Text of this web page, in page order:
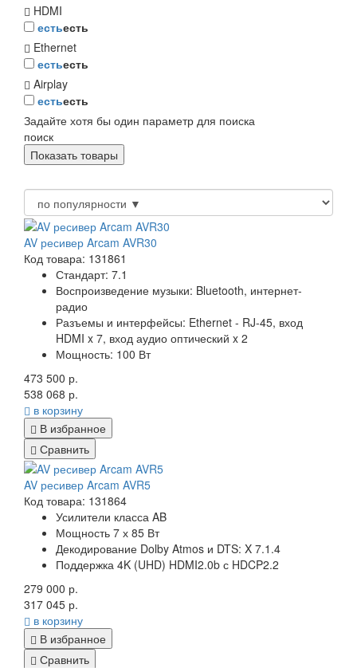
HDMI
естьесть
Ethernet
естьесть
Airplay
естьесть
Задайте хотя бы один параметр для поиска
поиск
AV ресивер Arcam AVR30
Код товара: 131861
Стандарт: 7.1
Воспроизведение музыки: Bluetooth, интернет-
радио
Разъемы и интерфейсы: Ethernet - RJ-45, вход
HDMI x 7, вход аудио оптический x 2
Мощность: 100 Вт
473 500 р.
538 068 р.
в корзину
В избранное
Сравнить
AV ресивер Arcam AVR5
Код товара: 131864
Усилители класса AB
Мощность 7 х 85 Вт
Декодирование Dolby Atmos и DTS: X 7.1.4
Поддержка 4K (UHD) HDMI2.0b с HDCP2.2
279 000 р.
317 045 р.
в корзину
В избранное
Сравнить